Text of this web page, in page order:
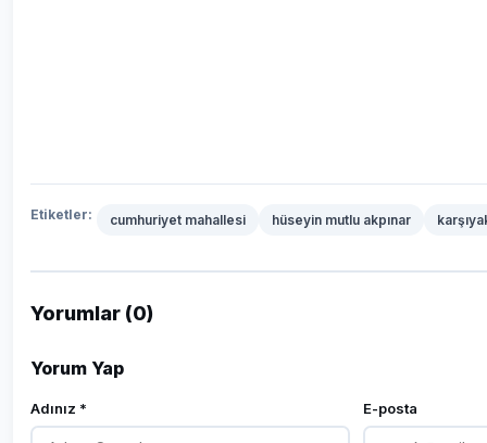
Etiketler: cumhuriyet mahallesi hüseyin mutlu akpınar
Yorumlar (0)
Yorum Yap
Adınız * E-posta